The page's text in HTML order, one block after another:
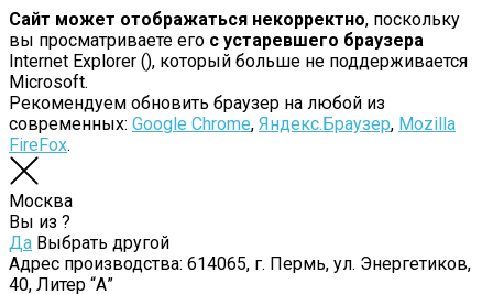
Сайт может отображаться некорректно, поскольку
вы просматриваете его с устаревшего браузера
Internet Explorer (), который больше не поддерживается
Microsoft.
Рекомендуем обновить браузер на любой из
современных: Google Chrome, Яндекс.Браузер, Mozilla
FireFox.
Москва
Вы из ?
Да Выбрать другой
Адрес производства: 614065, г. Пермь, ул. Энергетиков,
40, Литер “А”